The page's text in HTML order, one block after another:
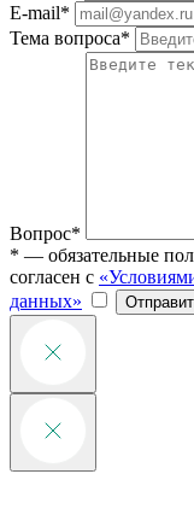
E-mail*
Тема вопроса*
Вопрос*
* — обязательные
согласен с
данных»